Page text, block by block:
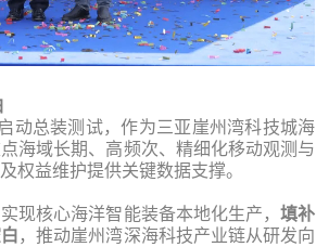
动总装测试，作为三亚崖州湾科技城海
海域长期、高频次、精细化移动观测与
权益维护提供关键数据支撑。
现核心海洋智能装备本地化生产，填补
，推动崖州湾深海科技产业链从研发向